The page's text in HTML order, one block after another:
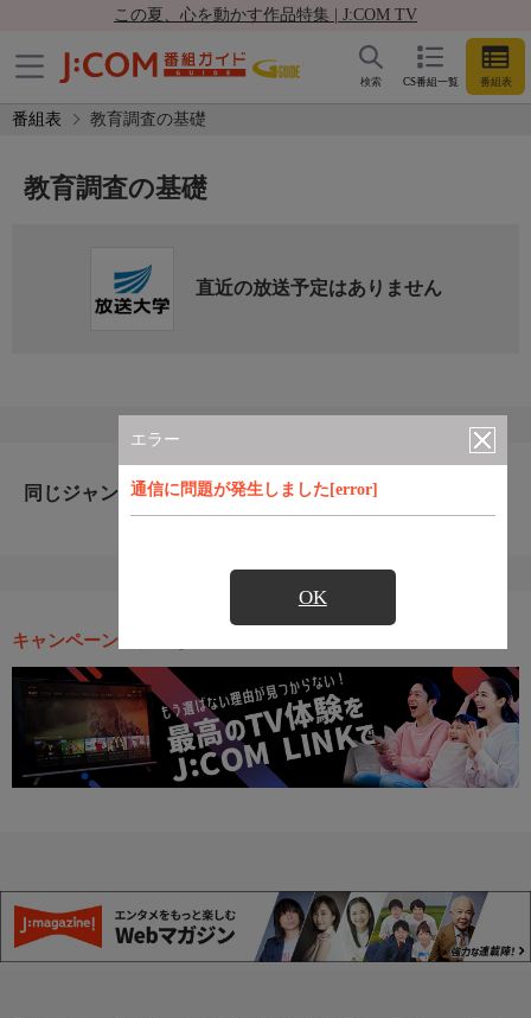
この夏、心を動かす作品特集 | J:COM TV
CS番組一覧 番組表
検索
番組表 教育調査の基礎
エラー
通信に問題が発生しました[error]
OK
教育調査の基礎
直近の放送予定はありません
同じジャンルのおすすめ番組
キャンペーン・お得な情報